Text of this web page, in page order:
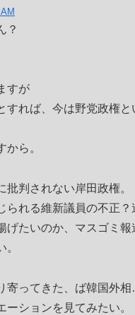
？
すが
すれば、今は野党政権と
から。
批判されない岸田政権。
られる維新議員の不正？
げたいのか、マスゴミ報
寄ってきた、ば韓国外
ーションを見てみたい。